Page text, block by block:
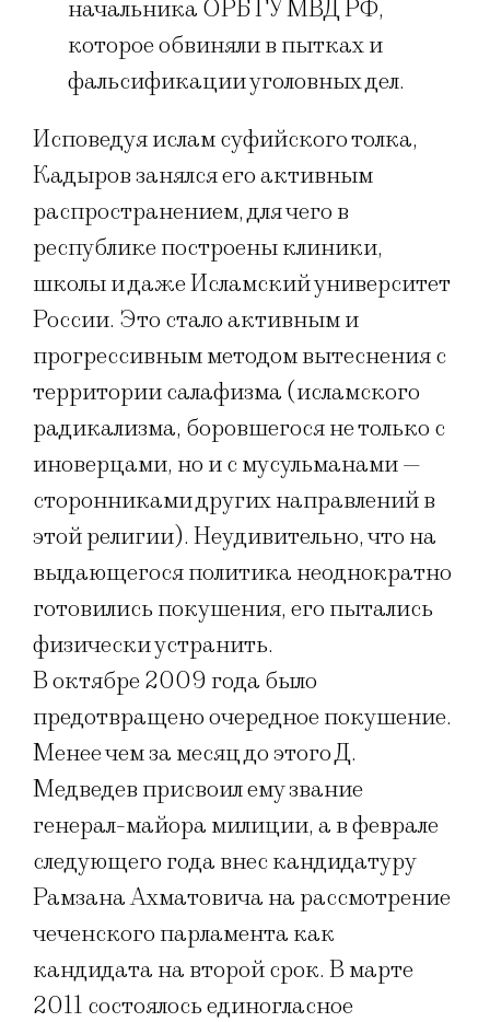
начальника ОРБ ГУ МВД РФ,
которое обвиняли в пытках и
фальсификации уголовных дел.
Исповедуя ислам суфийского толка,
Кадыров занялся его активным
распространением, для чего в
республике построены клиники,
школы и даже Исламский университет
России. Это стало активным и
прогрессивным методом вытеснения с
территории салафизма (исламского
радикализма, боровшегося не только с
иноверцами, но и с мусульманами —
сторонниками других направлений в
этой религии). Неудивительно, что на
выдающегося политика неоднократно
готовились покушения, его пытались
физически устранить.
В октябре 2009 года было
предотвращено очередное покушение.
Менее чем за месяц до этого Д.
Медведев присвоил ему звание
генерал-майора милиции, а в феврале
следующего года внес кандидатуру
Рамзана Ахматовича на рассмотрение
чеченского парламента как
кандидата на второй срок. В марте
2011 состоялось единогласное